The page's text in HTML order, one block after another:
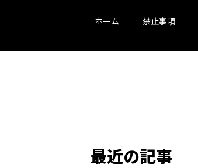
ホーム 禁止事項
最近の記事